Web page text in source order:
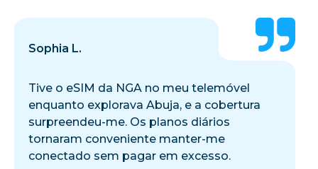
Sophia L.
Tive o eSIM da NGA no meu telemóvel
enquanto explorava Abuja, e a cobertura
surpreendeu-me. Os planos diários
tornaram conveniente manter-me
conectado sem pagar em excesso.